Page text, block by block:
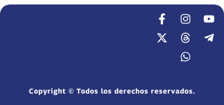
Copyright © Todos los derechos reservados.